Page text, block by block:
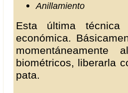
Anillamiento
Esta última
económica.
biométricos, liberarla
pata.